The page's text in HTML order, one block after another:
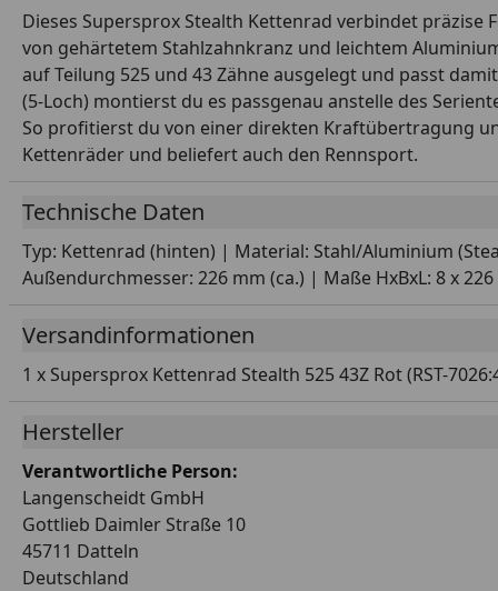
Dieses Supersprox Stealth Kettenrad verbindet
von gehärtetem Stahlzahnkranz und leichtem
auf Teilung 525 und 43 Zähne ausgelegt und passt
(5-Loch) montierst du es passgenau anstelle des
So profitierst du von einer direkten Kraftübertragung
Kettenräder und beliefert auch den Rennsport.
Technische Daten
Typ: Kettenrad (hinten) | Material: Stahl/Aluminium
Außendurchmesser: 226 mm (ca.) | Maße HxBxL: 8 x
Versandinformationen
1 x Supersprox Kettenrad Stealth 525 43Z Rot (RST-
Hersteller
Verantwortliche Person:
Langenscheidt GmbH
Gottlieb Daimler Straße 10
45711 Datteln
Deutschland